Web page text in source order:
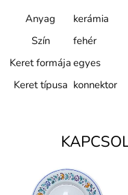
Anyag
kerámia
Szín
fehér
Keret formája egyes
Keret típusa konnektor